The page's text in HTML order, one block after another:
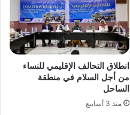
انطلاق التحالف الإقليمي للنساء
من أجل السلام في منطقة
الساحل
منذ 3 أسابيع